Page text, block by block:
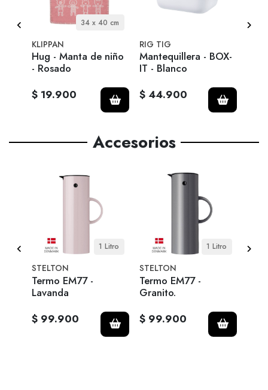
34 x 40 cm
KLIPPAN
Hug - Manta de niño
- Rosado
$ 19.900
RIG TIG
Mantequillera - BOX-
IT - Blanco
$ 44.900
Accesorios
1 Litro
STELTON
Termo EM77 -
Lavanda
$ 99.900
1 Litro
STELTON
Termo EM77 -
Granito.
$ 99.900